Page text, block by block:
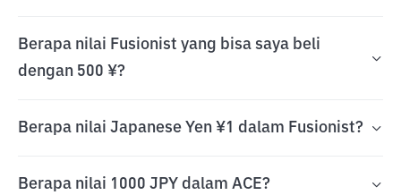
Berapa nilai Fusionist yang bisa saya beli
dengan 500 ¥?
Berapa nilai Japanese Yen ¥1 dalam Fusionist?
Berapa nilai 1000 JPY dalam ACE?